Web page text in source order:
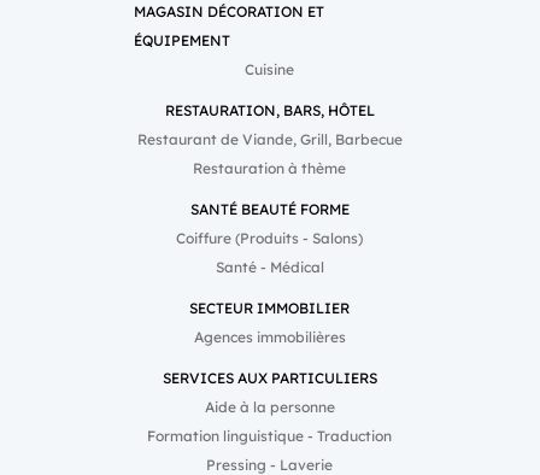
MAGASIN DÉCORATION ET
ÉQUIPEMENT
Cuisine
RESTAURATION, BARS, HÔTEL
Restaurant de Viande, Grill, Barbecue
Restauration à thème
SANTÉ BEAUTÉ FORME
Coiffure (Produits - Salons)
Santé - Médical
SECTEUR IMMOBILIER
Agences immobilières
SERVICES AUX PARTICULIERS
Aide à la personne
Formation linguistique - Traduction
Pressing - Laverie